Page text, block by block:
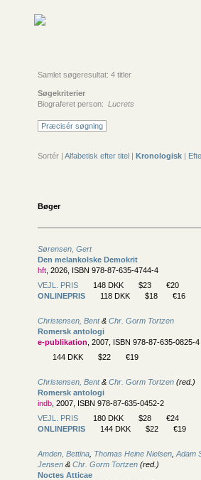
Samlet søgeresultat: 4 titler
Søgekriterier
Biograferet person: Lucrets
Præcisér søgning
Sortér | Alfabetisk efter titel | Kronologisk |
Bøger
Sørensen, Gert
Den melankolske Demokrit
hft , 2026, ISBN 978-87-635-4744-4
VEJL. PRIS
148 DKK $23
€20
ONLINEPRIS
118 DKK $18 €16
Christensen, Bent& Chr. Gorm Tortzen
Romersk antologi
e-publikation , 2007, ISBN 978-87-635-0825-4
144 DKK
$22 €19
Christensen, Bent& Chr. Gorm Tortzen (red.)
Romersk antologi
indb , 2007, ISBN 978-87-635-0452-2
VEJL. PRIS
180 DKK $28
€24
ONLINEPRIS
144 DKK $22 €19
Amden, Bettina Thomas Heine Nielsen Adam
Jensen & Chr. Gorm Tortzen (red.)
Noctes Atticae